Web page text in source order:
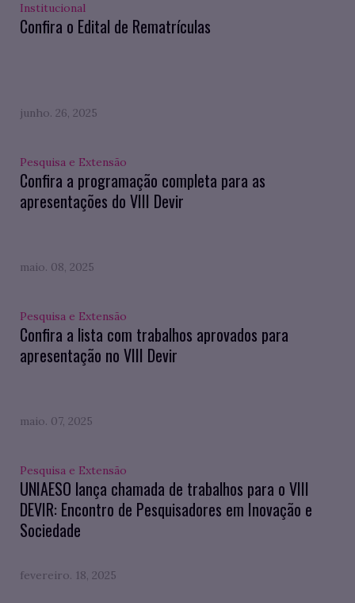
Institucional
Confira o Edital de Rematrículas
junho. 26, 2025
Pesquisa e Extensão
Confira a programação completa para as
apresentações do VIII Devir
maio. 08, 2025
Pesquisa e Extensão
Confira a lista com trabalhos aprovados para
apresentação no VIII Devir
maio. 07, 2025
Pesquisa e Extensão
UNIAESO lança chamada de trabalhos para o VIII
DEVIR: Encontro de Pesquisadores em Inovação e
Sociedade
fevereiro. 18, 2025